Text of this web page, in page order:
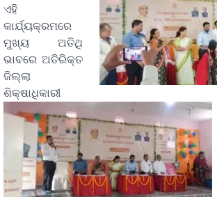
ଏହି
କାର୍ଯ୍ୟକ୍ରମରେ
ମୁଖ୍ୟ ଅତିଥି
ଭାବରେ ଅତିରିକ୍ତ
ଜିଲ୍ଲା
ଶିକ୍ଷାଧିକାରୀ